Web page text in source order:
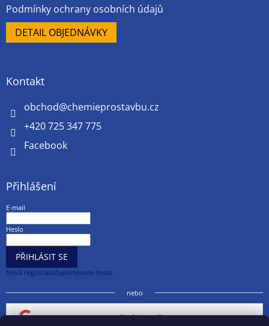
Podmínky ochrany osobních údajů
DETAIL OBJEDNÁVKY
Kontakt
obchod@chemieprostavbu.cz
+420 725 347 775
Facebook
Přihlášení
E-mail
Heslo
PŘIHLÁSIT SE
Nová registraceZapomenuté heslo
nebo
Přihlásit se přes Google